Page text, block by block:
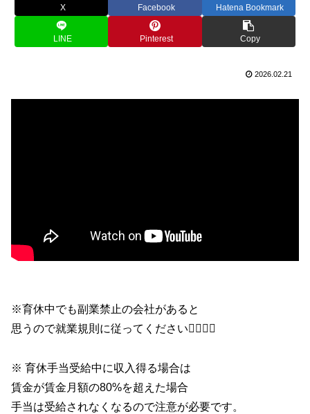
X Facebook Hatena Bookmark
LINE Pinterest Copy
2026.02.21
※育休中でも副業禁止の会社があると
思うので就業規則に従ってください🙇‍♀️🙇‍♀️
※ 育休手当受給中に収入得る場合は
賃金が賃金月額の80%を超えた場合
手当は受給されなくなるので注意が必要です。